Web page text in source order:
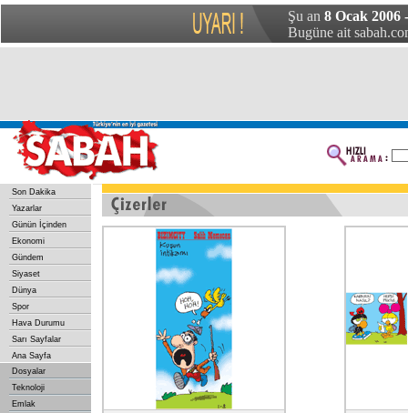
Şu an 8 Ocak 2006
Bugüne ait
Son Dakika
Yazarlar
Günün İçinden
Ekonomi
Gündem
Siyaset
Dünya
Spor
Hava Durumu
Sarı Sayfalar
Ana Sayfa
Dosyalar
Teknoloji
Emlak